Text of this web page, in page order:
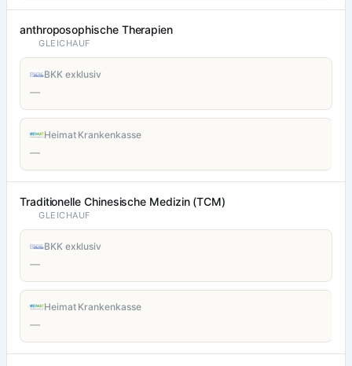
anthroposophische Therapien
GLEICHAUF
BKK exklusiv
—
Heimat Krankenkasse
—
Traditionelle Chinesische Medizin (TCM)
GLEICHAUF
BKK exklusiv
—
Heimat Krankenkasse
—